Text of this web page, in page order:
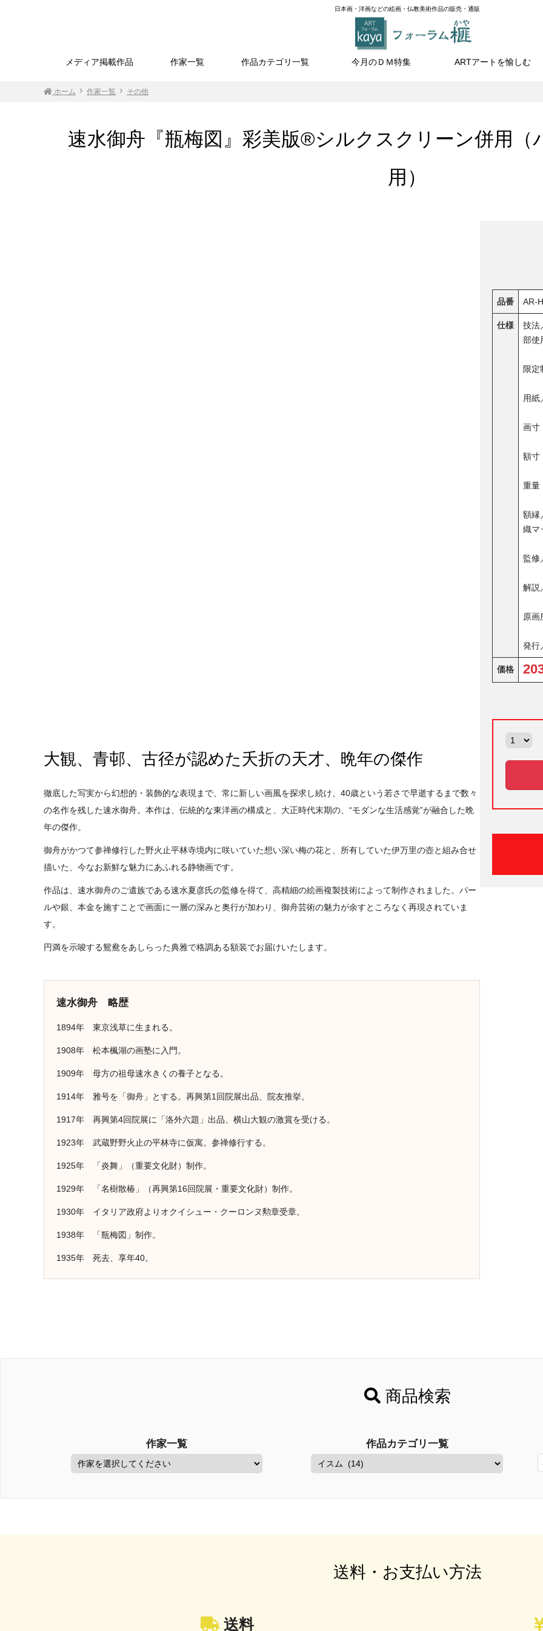
日本画・洋画などの絵画・仏教美術作品の販売・通販
メディア掲載作品 作家一覧 作品カテゴリ一覧 今月のＤＭ特集 ARTアートを愉しむ
ホーム 作家一覧 その他
速水御舟『瓶梅図』彩美版®︎シルクスクリーン併用（
用）
大観、青邨、古径が認めた夭折の天才、晩年の傑作
徹底した写実から幻想的・装飾的な表現まで、常に新しい画風を探求し続け、40歳という若さで早逝するまで数々
の名作を残した速水御舟。本作は、伝統的な東洋画の構成と、大正時代末期の、“モダンな生活感覚”が融合した晩
年の傑作。
御舟がかつて参禅修行した野火止平林寺境内に咲いていた想い深い梅の花と、所有していた伊万里の壺と組み合せ
描いた、今なお新鮮な魅力にあふれる静物画です。
作品は、速水御舟のご遺族である速水夏彦氏の監修を得て、高精細の絵画複製技術によって制作されました。パー
ルや銀、本金を施すことで画面に一層の深みと奥行が加わり、御舟芸術の魅力が余すところなく再現されていま
す。
円満を示唆する鴛鴦をあしらった典雅で格調ある額装でお届けいたします。
速水御舟 略歴
1894年 東京浅草に生まれる。
1908年 松本楓湖の画塾に入門。
1909年 母方の祖母速水きくの養子となる。
1914年 雅号を「御舟」とする。再興第1回院展出品、院友推挙。
1917年 再興第4回院展に「洛外六題」出品、横山大観の激賞を受ける。
1923年 武蔵野野火止の平林寺に仮寓。参禅修行する。
1925年 「炎舞」（重要文化財）制作。
1929年 「名樹散椿」（再興第16回院展・重要文化財）制作。
1930年 イタリア政府よりオクイシュー・クーロンヌ勲章受章。
1938年 「瓶梅図」制作。
1935年 死去、享年40。
品番 AR-
仕様
技法
部使
限定
用紙
画寸
額寸
重量
額縁
織マ
監修
解説
原画
発行
価格
商品検索
作家一覧 作品カテゴリ一覧
送料・お支払い方法
送料